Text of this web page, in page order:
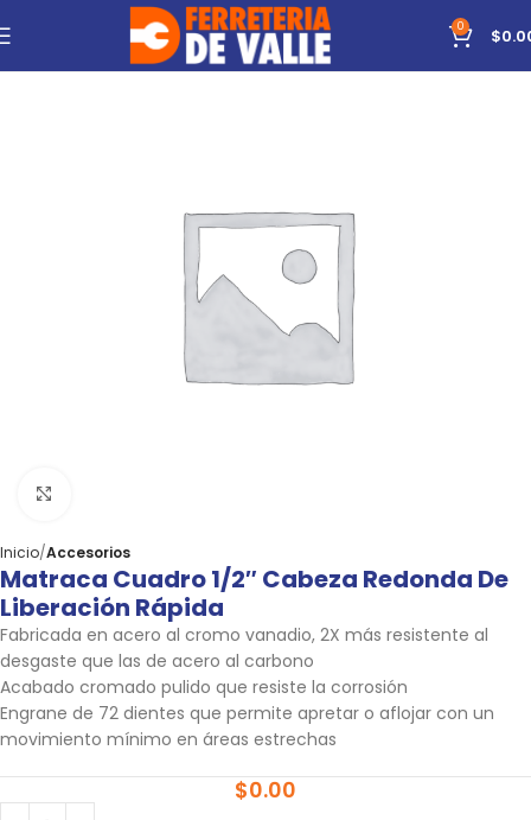
0 $
Inicio Accesorios
Matraca Cuadro 1/2″ Cabeza Redonda De
Liberación Rápida
Fabricada en acero al cromo vanadio, 2X más resistente al
desgaste que las de acero al carbono
Acabado cromado pulido que resiste la corrosión
Engrane de 72 dientes que permite apretar o aflojar con un
movimiento mínimo en áreas estrechas
$0.00